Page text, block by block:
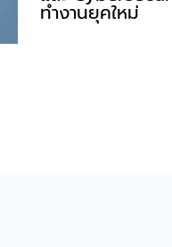
ทำงานยุคใหม่